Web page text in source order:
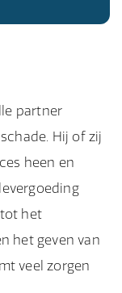
partner
Hij of zij
heen en
het
het geven van
veel zorgen